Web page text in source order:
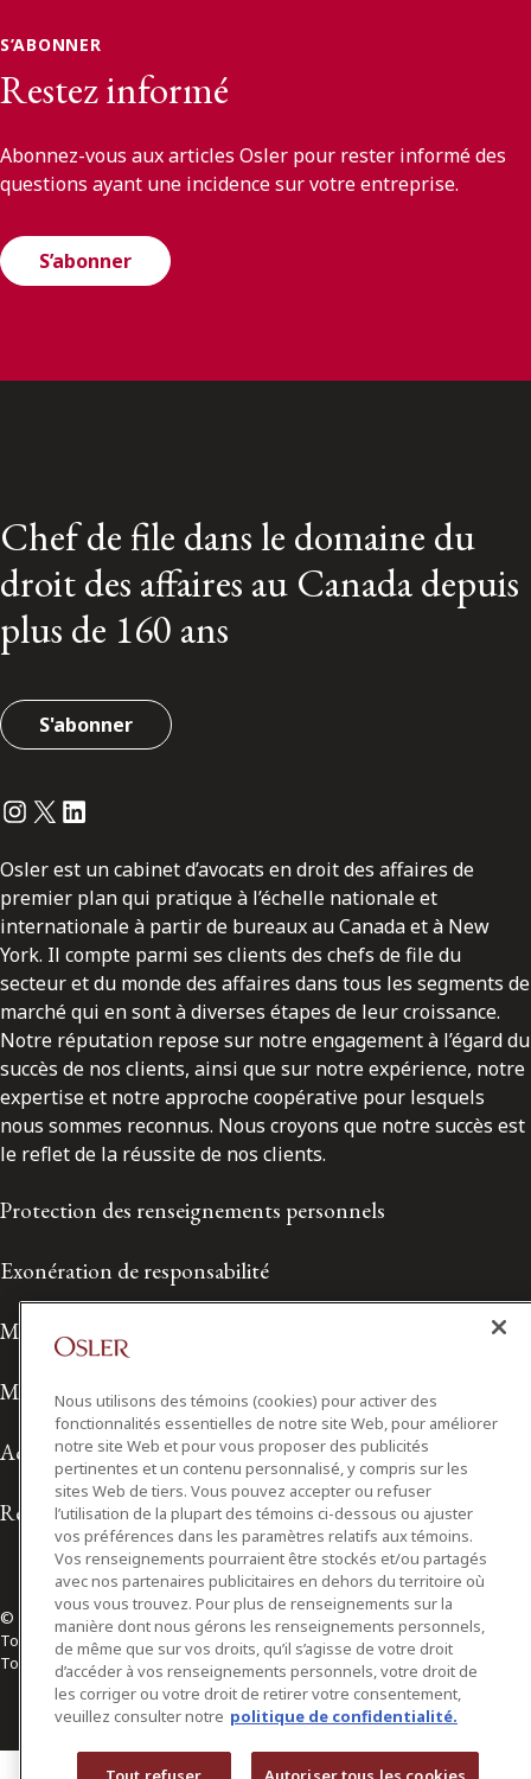
S’ABONNER
Restez informé
Abonnez-vous aux articles Osler pour rester informé des
questions ayant une incidence sur votre entreprise.
S’abonner
Chef de file dans le domaine du
droit des affaires au Canada depuis
plus de 160 ans
S'abonner
Instagram
Twitter
LinkedIn
Osler est un cabinet d’avocats en droit des affaires de
premier plan qui pratique à l’échelle nationale et
internationale à partir de bureaux au Canada et à New
York. Il compte parmi ses clients des chefs de file du
secteur et du monde des affaires dans tous les segments de
marché qui en sont à diverses étapes de leur croissance.
Notre réputation repose sur notre engagement à l’égard du
succès de nos clients, ainsi que sur notre expérience, notre
expertise et notre approche coopérative pour lesquels
nous sommes reconnus. Nous croyons que notre succès est
le reflet de la réussite de nos clients.
Protection des renseignements personnels
Exonération de responsabilité
Modalités de prestation de services
Modalités d'utilisation
Accessibilité
Relations avec les médias
© 2026 Osler, Hoskin & Harcourt S.E.N.C.R.L./s.r.l.
Tous droits réservés
Toronto | Montréal | Calgary | Vancouver | Ottawa | New York
Nous utilisons des témoins (cookies) pour activer des
fonctionnalités essentielles de notre site Web, pour améliorer
notre site Web et pour vous proposer des publicités
pertinentes et un contenu personnalisé, y compris sur les
sites Web de tiers. Vous pouvez accepter ou refuser
l’utilisation de la plupart des témoins ci-dessous ou ajuster
vos préférences dans les paramètres relatifs aux témoins.
Vos renseignements pourraient être stockés et/ou partagés
avec nos partenaires publicitaires en dehors du territoire où
vous vous trouvez. Pour plus de renseignements sur la
manière dont nous gérons les renseignements personnels,
de même que sur vos droits, qu’il s’agisse de votre droit
d’accéder à vos renseignements personnels, votre droit de
les corriger ou votre droit de retirer votre consentement,
veuillez consulter notre politique de confidentialité.